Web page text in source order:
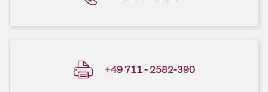
+49 711 - 2582-390